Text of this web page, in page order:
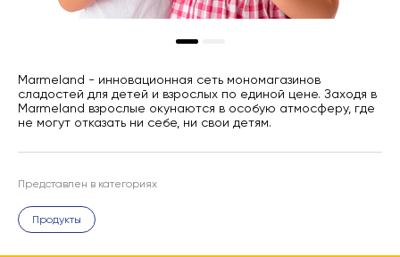
Marmeland - инновационная сеть мономагазинов
сладостей для детей и взрослых по единой цене. Заходя в
Marmeland взрослые окунаются в особую атмосферу, где
не могут отказать ни себе, ни свои детям.
Представлен в категориях
Продукты